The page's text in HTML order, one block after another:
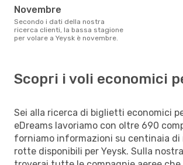
novembre
Secondo i dati della nostra
ricerca clienti, la bassa stagione
per volare a Yeysk è novembre.
Scopri i voli economici
Sei alla ricerca di biglietti economici
eDreams lavoriamo con oltre 690
forniamo informazioni su centinaia di
rotte disponibili per Yeysk. Sulla